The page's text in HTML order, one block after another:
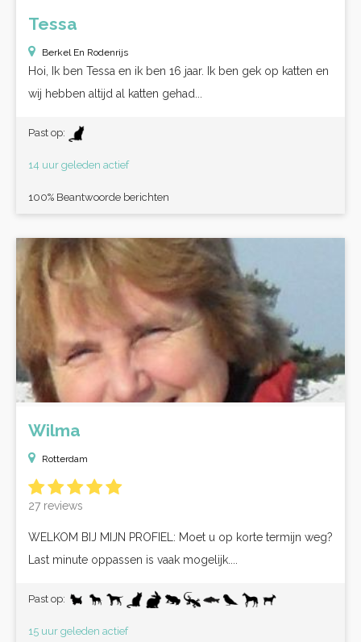
Tessa
Berkel En Rodenrijs
Hoi, Ik ben Tessa en ik ben 16 jaar. Ik ben gek op katten en
wij hebben altijd al katten gehad...
Past op:
14 uur geleden actief
100% Beantwoorde berichten
Wilma
Rotterdam
27 reviews
WELKOM BIJ MIJN PROFIEL: Moet u op korte termijn weg?
Last minute oppassen is vaak mogelijk....
Past op:
15 uur geleden actief